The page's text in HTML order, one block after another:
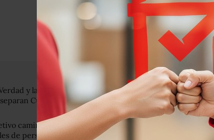
Alejandro Ponce
Leer después
y la Justicia completó el viernes por la tarde los
Cuernavaca de la Ciudad de México.
caminar hasta Palacio Nacional para visibilizar la
de personas en el país por la violencia y las